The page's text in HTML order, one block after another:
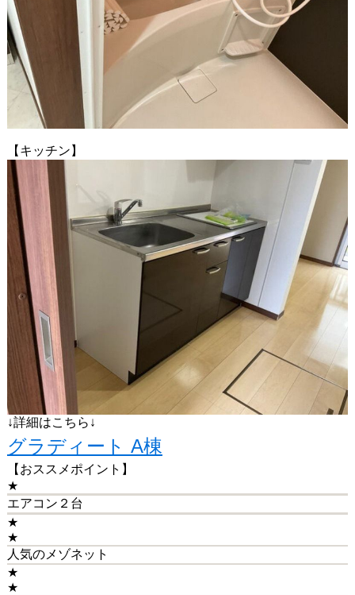
【キッチン】
↓詳細はこちら↓
グラディート A棟
【おススメポイント】
★
エアコン２台
★
★
人気のメゾネット
★
★